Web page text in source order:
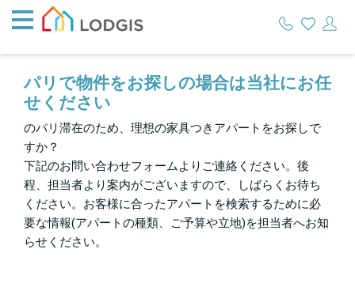
パリで物件をお探しの場合は当社にお任
せください
のパリ滞在のため、理想の家具つきアパートをお探しで
すか？
下記のお問い合わせフォームよりご連絡ください。後
程、担当者より案内がございますので、しばらくお待ち
ください。お客様に合ったアパートを検索するために必
要な情報(アパートの種類、ご予算や立地)を担当者へお知
らせください。